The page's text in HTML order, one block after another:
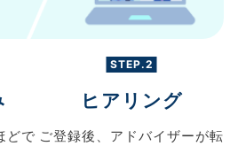
どで
STEP.2
ヒアリング
ご登録後、 アドバイザーが転